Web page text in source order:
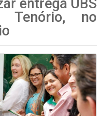
entrega UBS
Tenório, no